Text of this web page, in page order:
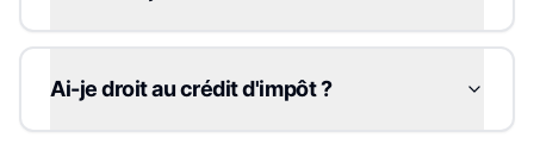
Ai-je droit au crédit d'impôt ?